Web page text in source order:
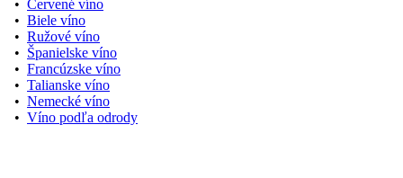
• Červené víno
• Biele víno
• Ružové víno
• Španielske víno
• Francúzske víno
• Talianske víno
• Nemecké víno
• Víno podľa odrody